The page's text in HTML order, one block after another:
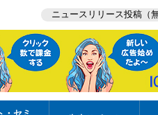
ニュースリリース投稿（無